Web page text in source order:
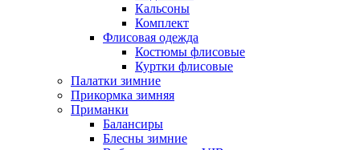
Кальсоны
Комплект
Флисовая одежда
Костюмы флисовые
Куртки флисовые
Палатки зимние
Прикормка зимняя
Приманки
Балансиры
Блесны зимние